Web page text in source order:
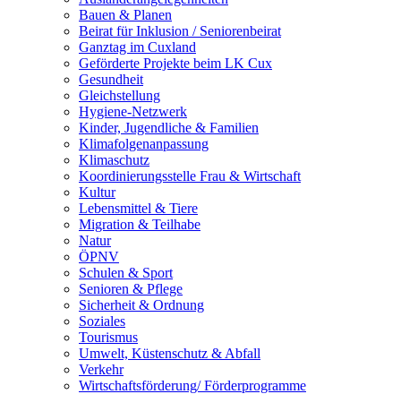
Bauen & Planen
Beirat für Inklusion / Seniorenbeirat
Ganztag im Cuxland
Geförderte Projekte beim LK Cux
Gesundheit
Gleichstellung
Hygiene-Netzwerk
Kinder, Jugendliche & Familien
Klimafolgenanpassung
Klimaschutz
Koordinierungsstelle Frau & Wirtschaft
Kultur
Lebensmittel & Tiere
Migration & Teilhabe
Natur
ÖPNV
Schulen & Sport
Senioren & Pflege
Sicherheit & Ordnung
Soziales
Tourismus
Umwelt, Küstenschutz & Abfall
Verkehr
Wirtschaftsförderung/ Förderprogramme